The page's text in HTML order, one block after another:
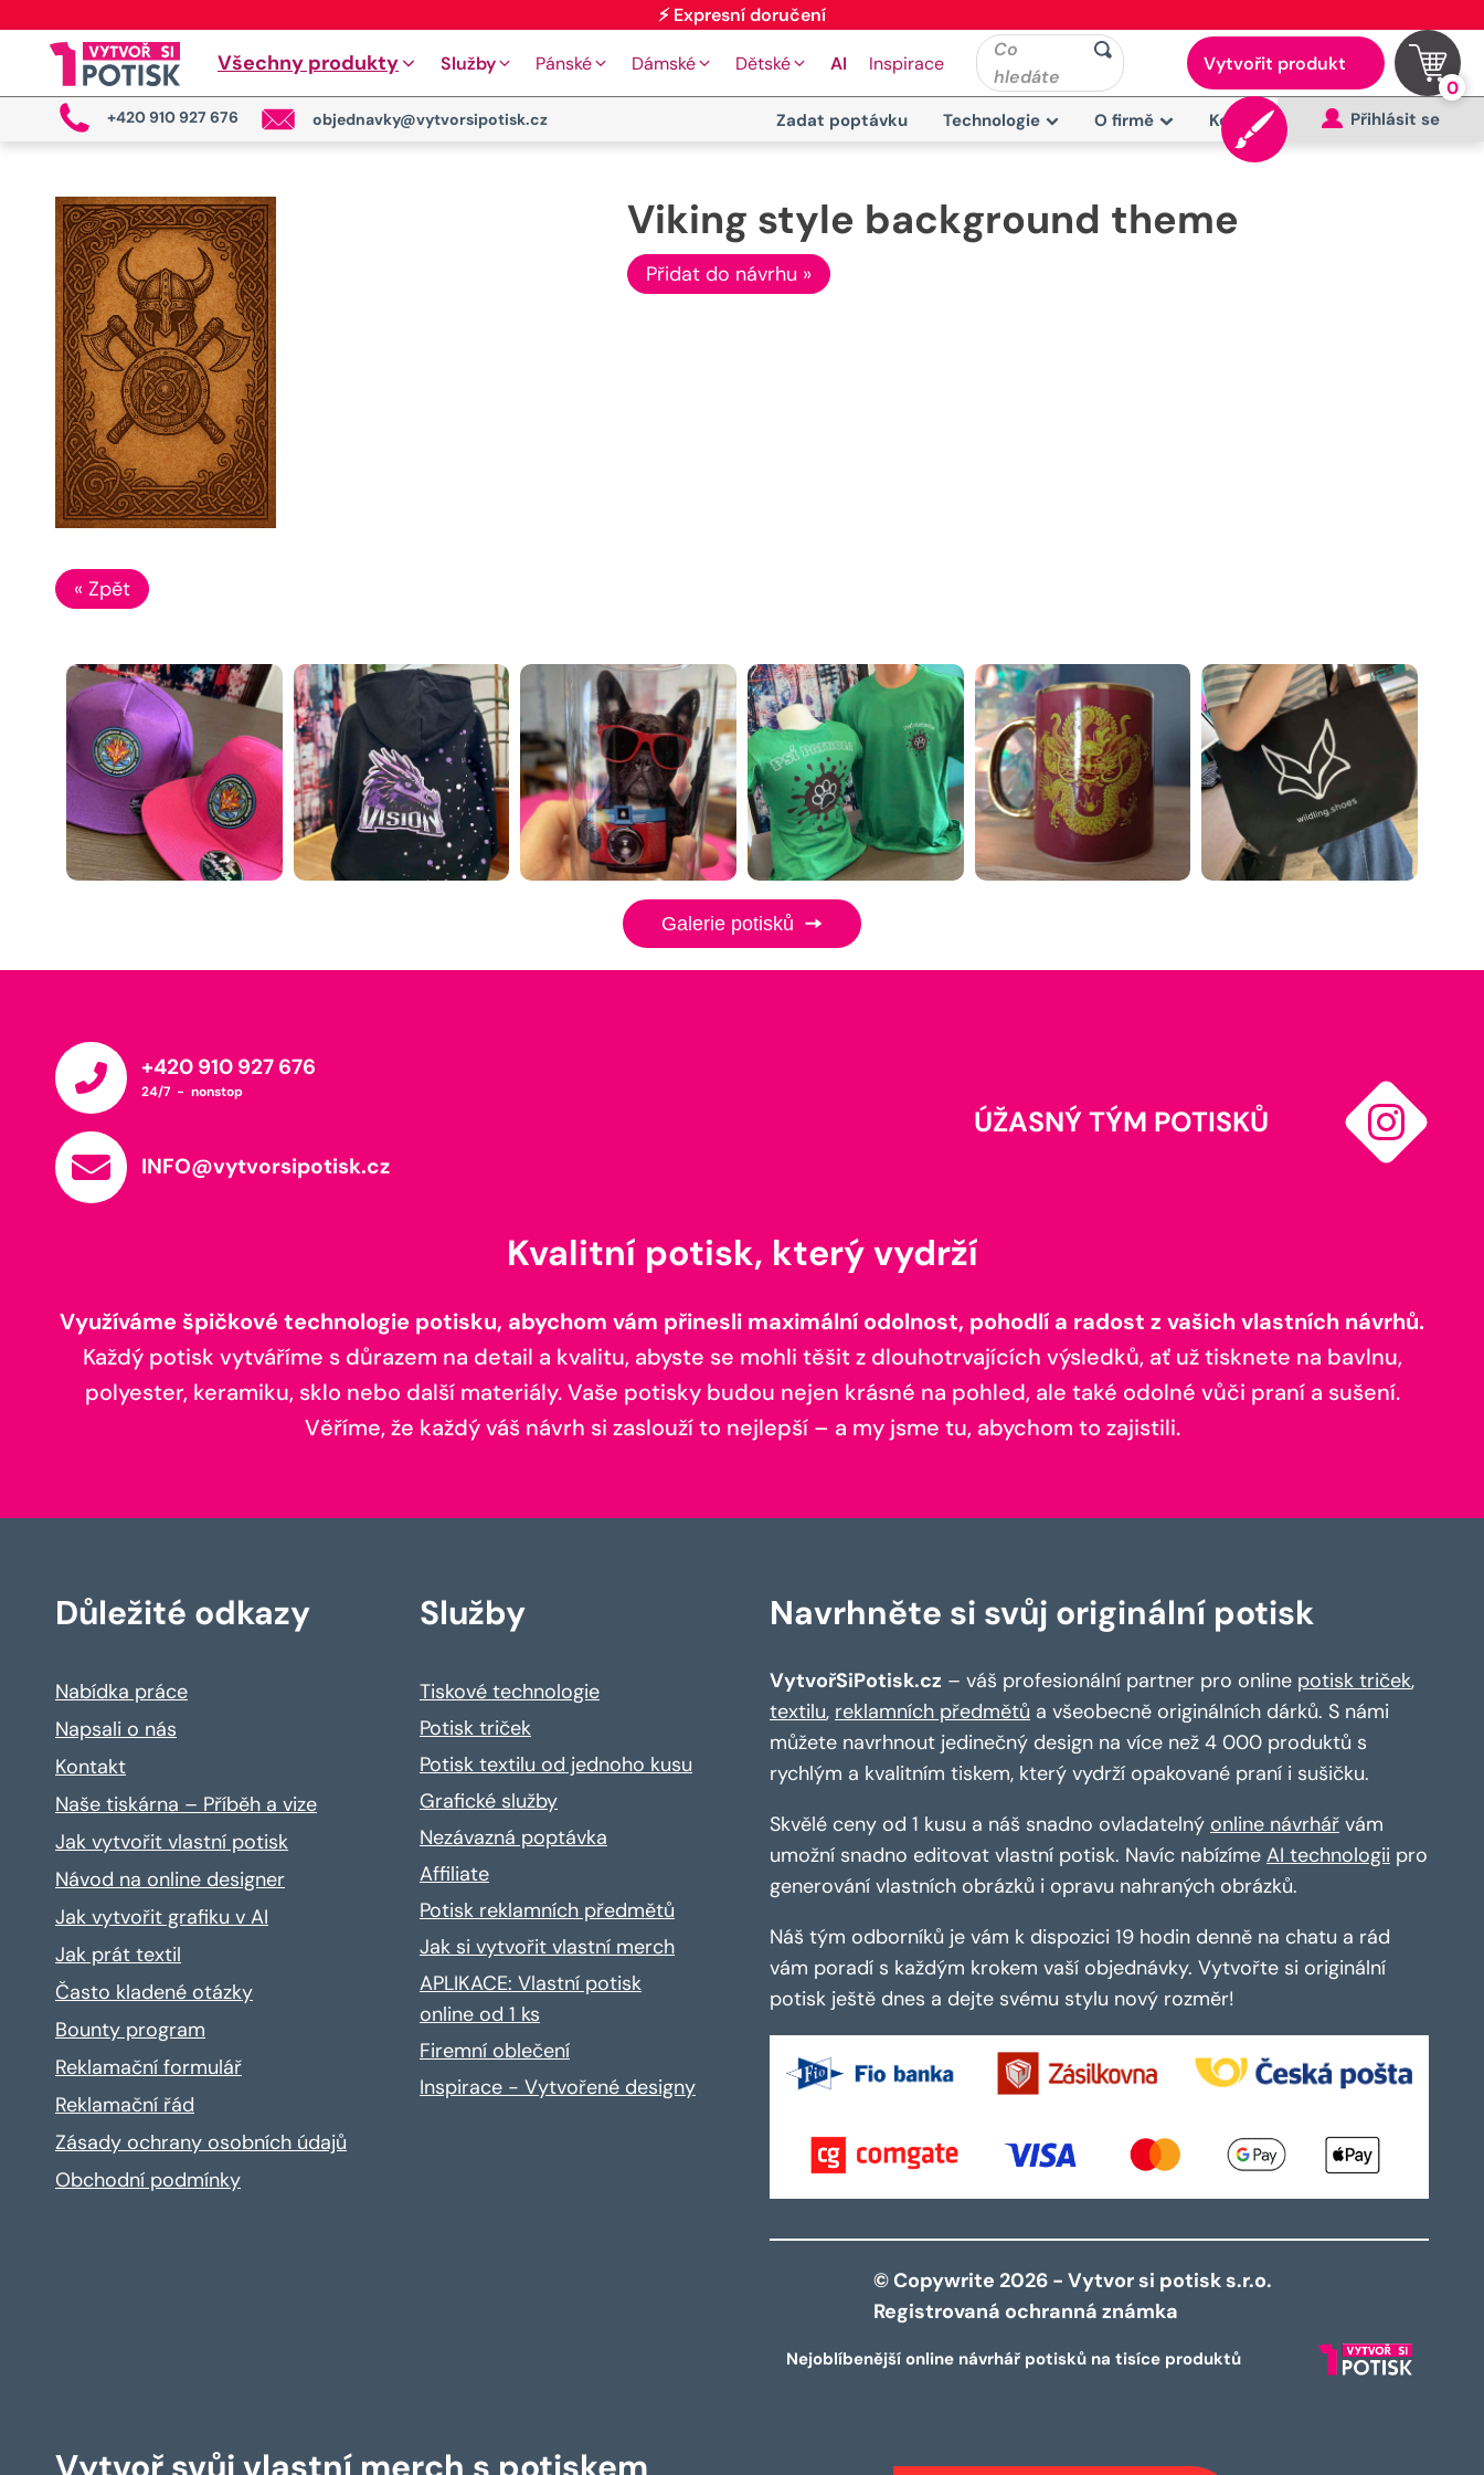
Všechny produkty Služby Pánské Dámské Dětské AI Inspirace
Co
hledáte
Vytvořit produkt
0
+420 910 927 676 objednavky@vytvorsipotisk.cz Zadat poptávku Technologie O firmě Kontakt Přihlásit se
Viking style background theme
Přidat do návrhu »
« Zpět
Galerie potisků
+420 910 927 676
24/7 - nonstop
INFO@vytvorsipotisk.cz
ÚŽASNÝ TÝM POTISKŮ
Kvalitní potisk, který vydrží
Využíváme špičkové technologie potisku, abychom vám přinesli maximální odolnost, pohodlí a radost z vašich vlastních návrhů.
Každý potisk vytváříme s důrazem na detail a kvalitu, abyste se mohli těšit z dlouhotrvajících výsledků, ať už tisknete na bavlnu,
polyester, keramiku, sklo nebo další materiály. Vaše potisky budou nejen krásné na pohled, ale také odolné vůči praní a sušení.
Věříme, že každý váš návrh si zaslouží to nejlepší – a my jsme tu, abychom to zajistili.
Důležité odkazy
Nabídka práce
Napsali o nás
Kontakt
Naše tiskárna – Příběh a vize
Jak vytvořit vlastní potisk
Návod na online designer
Jak vytvořit grafiku v AI
Jak prát textil
Často kladené otázky
Bounty program
Reklamační formulář
Reklamační řád
Zásady ochrany osobních údajů
Obchodní podmínky
Služby
Tiskové technologie
Potisk triček
Potisk textilu od jednoho kusu
Grafické služby
Nezávazná poptávka
Affiliate
Potisk reklamních předmětů
Jak si vytvořit vlastní merch
APLIKACE: Vlastní potisk
online od 1 ks
Firemní oblečení
Inspirace - Vytvořené designy
Navrhněte si svůj originální potisk
VytvořSiPotisk.cz – váš profesionální partner pro online potisk triček,
textilu, reklamních předmětů a všeobecně originálních dárků. S námi
můžete navrhnout jedinečný design na více než 4 000 produktů s
rychlým a kvalitním tiskem, který vydrží opakované praní i sušičku.
Skvělé ceny od 1 kusu a náš snadno ovladatelný online návrhář vám
umožní snadno editovat vlastní potisk. Navíc nabízíme AI technologii pro
generování vlastních obrázků i opravu nahraných obrázků.
Náš tým odborníků je vám k dispozici 19 hodin denně na chatu a rád
vám poradí s každým krokem vaší objednávky. Vytvořte si originální
potisk ještě dnes a dejte svému stylu nový rozměr!
© Copywrite 2026 - Vytvor si potisk s.r.o.
Registrovaná ochranná známka
Nejoblíbenější online návrhář potisků na tisíce produktů